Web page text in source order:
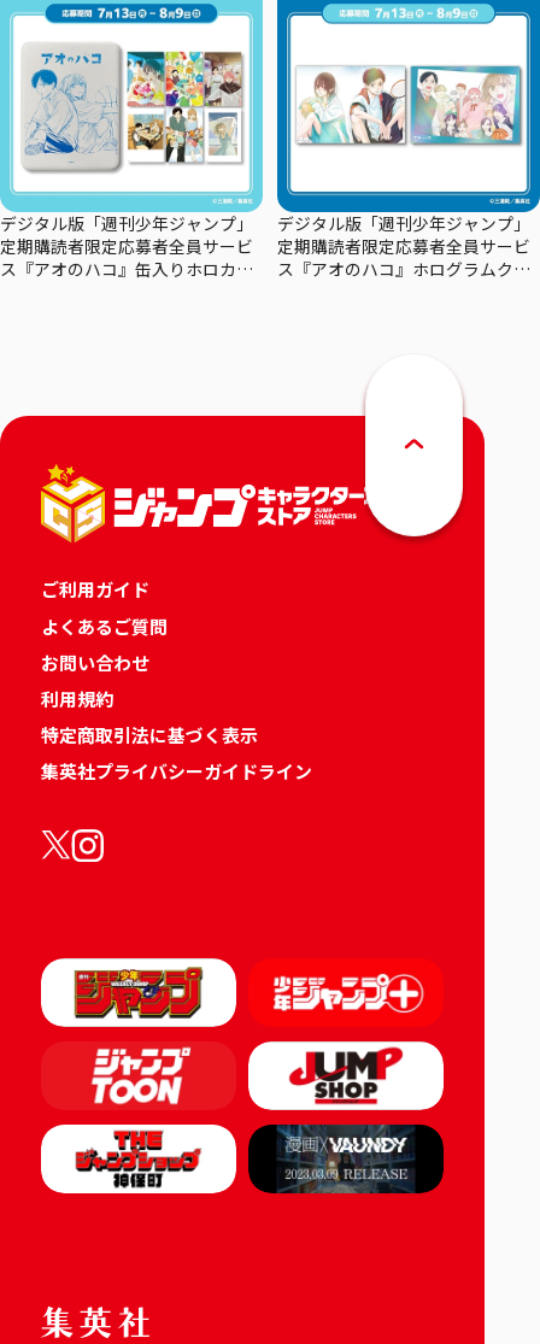
デジタル版「週刊少年ジャンプ」
定期購読者限定応募者全員サービ
ス『アオのハコ』缶入りホロカー
デジタル版「週刊少年ジャンプ」
定期購読者限定応募者全員サービ
ス『アオのハコ』ホログラムクリ
ご利用ガイド
よくあるご質問
お問い合わせ
利用規約
特定商取引法に基づく表示
集英社プライバシーガイドライン